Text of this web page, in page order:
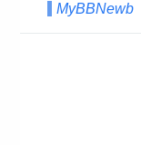
MyBBNewb